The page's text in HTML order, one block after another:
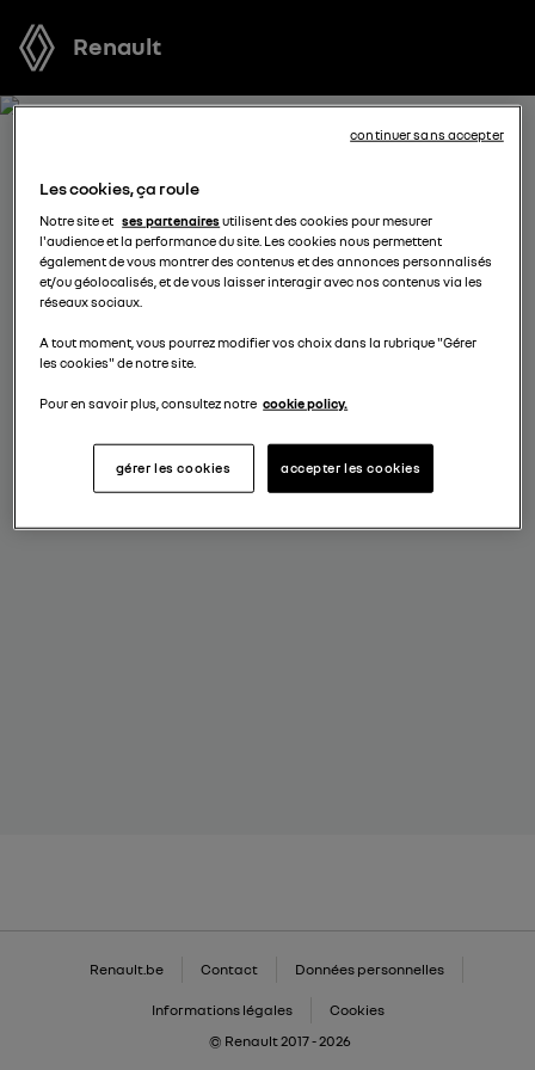
Renault
RÉSERVEZ UN ESSAI POUR
KANGOO VAN
Vous vous demandez quel véhicule est fait pour vous ?
Réservez l’un de nos modèles pour profiter d’un essai
gratuit au volant d’un véhicule neuf avant de prendre
complétez vos coordonnées
Renault.be Contact Données personnelles
Informations légales
Cookies
© Renault 2017 - 2026
Les cookies, ça roule
Notre site et ses partenairesutilisent des cookies pour mesurer
l'audience et la performance du site. Les cookies nous permettent
également de vous montrer des contenus et des annonces personnalisés
et/ou géolocalisés, et de vous laisser interagir avec nos contenus via les
réseaux sociaux.
A tout moment, vous pourrez modifier vos choix dans la rubrique "Gérer
les cookies" de notre site.
Pour en savoir plus, consultez notre cookie policy.
accepter les cookies
gérer les cookies
continuer sans accepter